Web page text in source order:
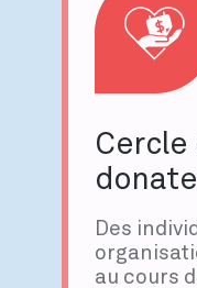
Cercle
Des
au cours